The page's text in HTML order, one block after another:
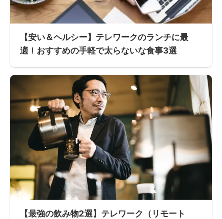
【安い＆ヘルシー】テレワークのランチに最
適！おすすめの手軽で太らないな食事3選
【最強の飲み物2選】テレワーク（リモート